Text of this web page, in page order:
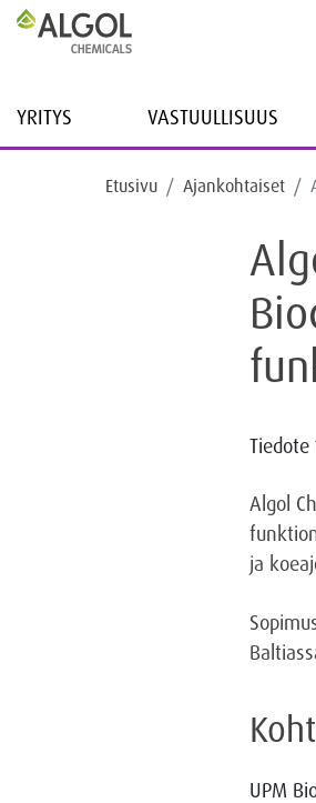
YRITYS VASTUULLISUUS
Etusivu Ajankohtaiset
Tiedote
Algol
ja
UPM